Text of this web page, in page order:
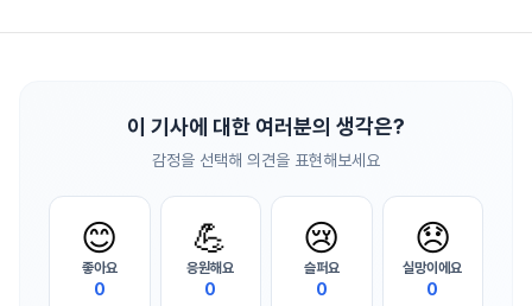
이 기사에 대한 여러분의 생각은?
감정을 선택해 의견을 표현해보세요
😊
좋아요
0
💪
응원해요
0
😢
슬퍼요
0
😞
실망이에요
0